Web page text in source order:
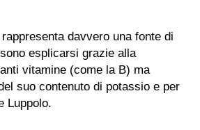
davvero una fonte di
esplicarsi grazie alla
vitamine (come la B) ma
suo contenuto di potassio e per
Luppolo.